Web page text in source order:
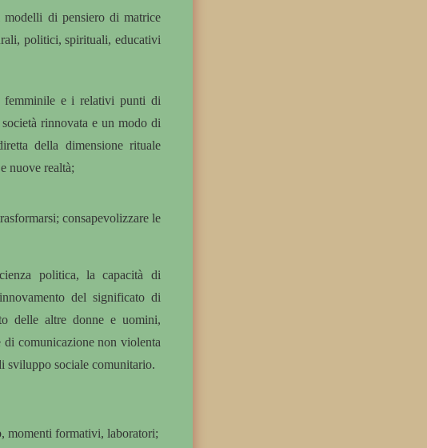
modelli di pensiero di matrice
politici, spirituali, educativi
e i relativi punti di
rinnovata e un modo di
della dimensione rituale
nuove realtà;
consapevolizzare le
politica, la capacità di
del significato di
delle altre donne e uomini,
di comunicazione non violenta
sviluppo sociale comunitario.
momenti formativi, laboratori;